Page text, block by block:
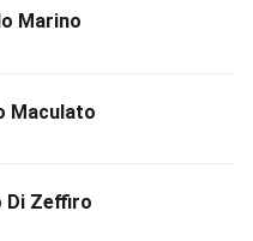
Marino
Maculato
Di Zeffiro